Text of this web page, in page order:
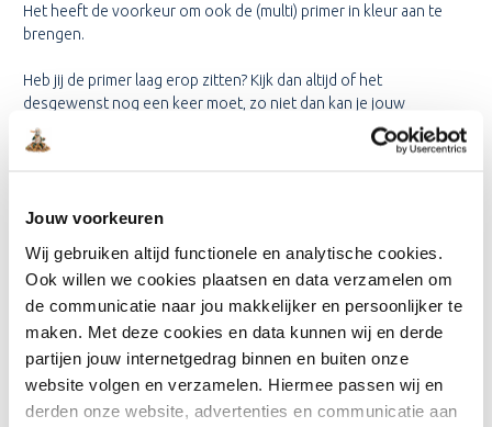
Jouw voorkeuren
Wij gebruiken altijd functionele en analytische cookies.
Ook willen we cookies plaatsen en data verzamelen om
de communicatie naar jou makkelijker en persoonlijker te
maken. Met deze cookies en data kunnen wij en derde
partijen jouw internetgedrag binnen en buiten onze
website volgen en verzamelen. Hiermee passen wij en
derden onze website, advertenties en communicatie aan
Het heeft de voorkeur om ook de (multi) primer in kleur aan te
brengen.
Heb jij de primer laag erop zitten? Kijk dan altijd of het
desgewenst nog een keer moet, zo niet dan kan je jouw
keukenkastjes gaan lakken. Kies hiervoor onze beste verf voor
keukenkastjes op deze pagina!
VERF VOOR KEUKENKASTJES
VAN PROFESSIONELE MERKEN
Bij Onlineverf.be krijg je altijd verf van uitstekende kwaliteit. Naast
verf voor keukenkastjes ben je bij ons aan het juiste adres om
alles te kopen voor jouw schilderklus. Je koopt bijvoorbeeld
kwasten, verf, verfbakjes en afplaktape gemakkelijk op dezelfde
plek. Maar dat is niet de enige reden om voor ons te kiezen, bij
Onlineverf.be krijg je: